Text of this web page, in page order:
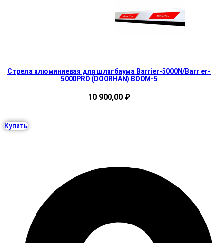
Стрела алюминиевая для шлагбаума Barrier-5000N/Barrier-
5000PRO (DOORHAN) BOOM-5
10 900,00 ₽
Купить